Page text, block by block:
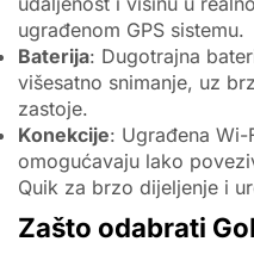
ugrađenom GPS sistemu.
Baterija: Dugotrajna
višesatno snimanje, uz
zastoje.
Konekcije: Ugrađena
omogućavaju lako
Quik za brzo dijeljenje i
Zašto odabrati